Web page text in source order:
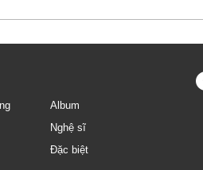
Album
Nghệ sĩ
Đặc biệt